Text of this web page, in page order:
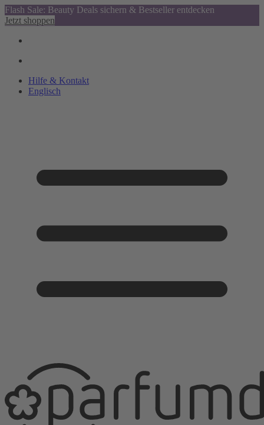
Flash Sale: Beauty Deals sichern & Bestseller entdecken
Jetzt shoppen
Hilfe & Kontakt
Englisch